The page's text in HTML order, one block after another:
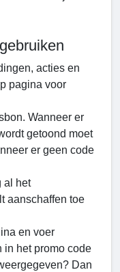
acties en
pagina voor
Wanneer er
getoond moet
er geen code
al het
aanschaffen toe
en voer
in het promo code
Dan